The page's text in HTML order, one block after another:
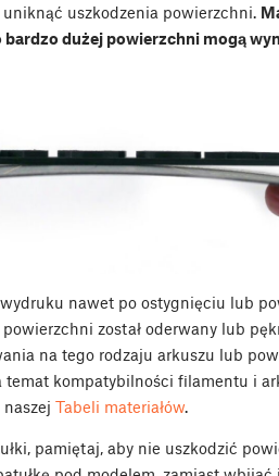
uszkodzenia powierzchni.
dużej powierzchni mogą
nawet po ostygnięciu lub
został oderwany lub
na tego rodzaju arkuszu lub
temat kompatybilności filamentu i
Tabeli materiałów
pamiętaj, aby nie uszkodzić